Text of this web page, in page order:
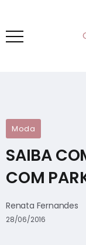
Moda
SAIBA
COM
Renata Fernandes
28/06/2016